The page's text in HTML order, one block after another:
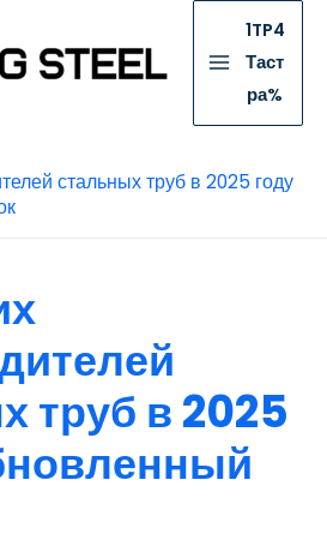
1TP4
Таст
ра%
стальных труб в 2025 году
труб в 2025